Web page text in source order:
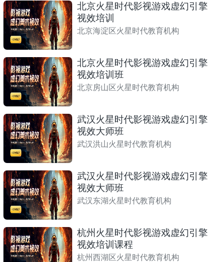
北京火星时代影视游戏虚幻引擎
视效培训
北京海淀区火星时代教育机构
北京火星时代影视游戏虚幻引擎
视效培训班
北京房山区火星时代教育机构
武汉火星时代影视游戏虚幻引擎
视效大师班
武汉洪山火星时代教育机构
武汉火星时代影视游戏虚幻引擎
视效大师班
武汉东湖火星时代教育机构
杭州火星时代影视游戏虚幻引擎
视效培训课程
杭州西湖区火星时代教育机构